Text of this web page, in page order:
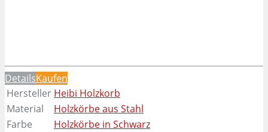
DetailsKaufen
Hersteller Heibi Holzkorb
Material
Holzkörbe aus Stahl
Farbe
Holzkörbe in Schwarz